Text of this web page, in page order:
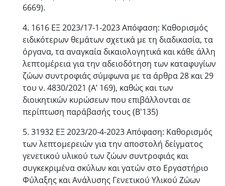
6669).
4. 1616 ΕΞ 2023/17-1-2023 Απόφαση: Καθορισμός
ειδικότερων θεμάτων σχετικά με τη διαδικασία, τα
όργανα, τα αναγκαία δικαιολογητικά και κάθε άλλη
λεπτομέρεια για την αδειοδότηση των καταφυγίων
ζώων συντροφιάς σύμφωνα με τα άρθρα 28 και 29
του ν. 4830/2021 (Α’ 169), καθώς και των
διοικητικών κυρώσεων που επιβάλλονται σε
περίπτωση παράβασής τους (Β'135)
5. 31932 ΕΞ 2023/20-4-2023 Απόφαση: Καθορισμός
των λεπτομερειών για την αποστολή δείγματος
γενετικού υλικού των ζώων συντροφιάς και
συγκεκριμένα σκύλων και γατών στο Εργαστήριο
Φύλαξης και Ανάλυσης Γενετικού Υλικού Ζώων